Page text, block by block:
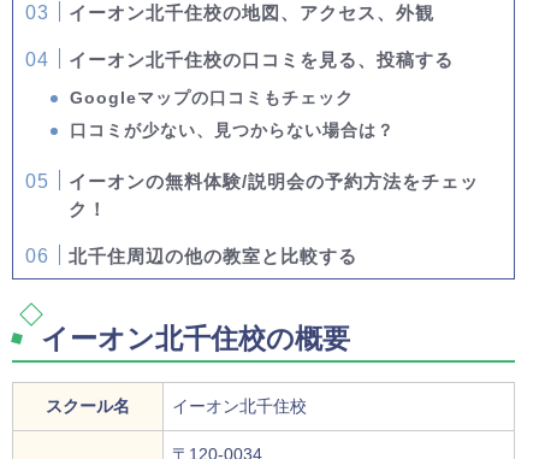
イーオン北千住校の地図、アクセス、外観
イーオン北千住校の口コミを見る、投稿する
Googleマップの口コミもチェック
口コミが少ない、見つからない場合は？
イーオンの無料体験/説明会の予約方法をチェッ
ク！
北千住周辺の他の教室と比較する
イーオン北千住校の概要
スクール名 イーオン北千住校
〒120-0034